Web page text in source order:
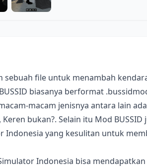
sebuah file untuk menambah
biasanya berformat
macam jenisnya antara lain
bukan?. Selain itu Mod
Indonesia yang kesulitan untuk
Indonesia bisa